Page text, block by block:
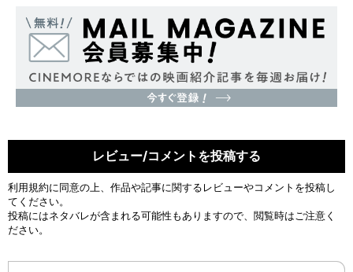
レビュー/コメントを投稿する
利用規約に同意の上、作品や記事に関するレビューやコメントを投稿し
てください。
投稿にはネタバレが含まれる可能性もありますので、閲覧時はご注意く
ださい。